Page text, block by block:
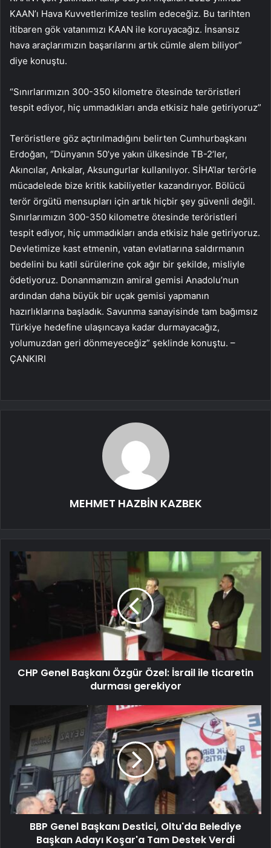
KAAN’ı Hava Kuvvetlerimize teslim edeceğiz. Bu tarihten
itibaren gök vatanımızı KAAN ile koruyacağız. İnsansız
hava araçlarımızın başarılarını artık cümle alem biliyor”
diye konuştu.
“Sınırlarımızın 300-350 kilometre ötesinde teröristleri
tespit ediyor, hiç ummadıkları anda etkisiz hale getiriyoruz”
Teröristlere göz açtırılmadığını belirten Cumhurbaşkanı
Erdoğan, “Dünyanın 50’ye yakın ülkesinde TB-2’ler,
Akıncılar, Ankalar, Aksungurlar kullanılıyor. SİHA’lar terörle
mücadelede bize kritik kabiliyetler kazandırıyor. Bölücü
terör örgütü mensupları için artık hiçbir şey güvenli değil.
Sınırlarımızın 300-350 kilometre ötesinde teröristleri
tespit ediyor, hiç ummadıkları anda etkisiz hale getiriyoruz.
Devletimize kast etmenin, vatan evlatlarına saldırmanın
bedelini bu katil sürülerine çok ağır bir şekilde, misliyle
ödetiyoruz. Donanmamızın amiral gemisi Anadolu’nun
ardından daha büyük bir uçak gemisi yapmanın
hazırlıklarına başladık. Savunma sanayisinde tam bağımsız
Türkiye hedefine ulaşıncaya kadar durmayacağız,
yolumuzdan geri dönmeyeceğiz” şeklinde konuştu. –
ÇANKIRI
MEHMET HAZBİN KAZBEK
CHP Genel Başkanı Özgür Özel: İsrail ile ticaretin
durması gerekiyor
BBP Genel Başkanı Destici, Oltu'da Belediye
Başkan Adayı Koşar'a Tam Destek Verdi